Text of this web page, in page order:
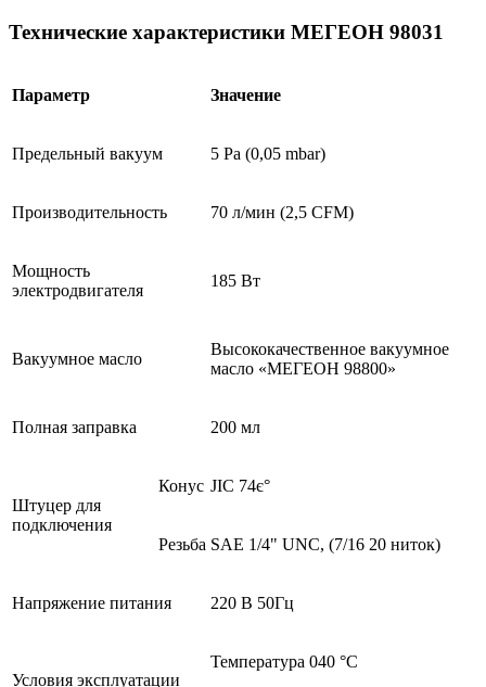
Технические характеристики МЕГЕОН 98031
Параметр Значение
Предельный вакуум 5 Ра (0,05 mbar)
Производительность 70 л/мин (2,5 CFM)
Мощность
электродвигателя
185 Вт
Вакуумное масло
Высококачественное вакуумное
масло «МЕГЕОН 98800»
Полная заправка 200 мл
Штуцер для
подключения
Конус JIC 74є°
Резьба SAE 1/4" UNC, (7/16 20 ниток)
Напряжение питания 220 В 50Гц
Условия эксплуатации
Температура 040 °С